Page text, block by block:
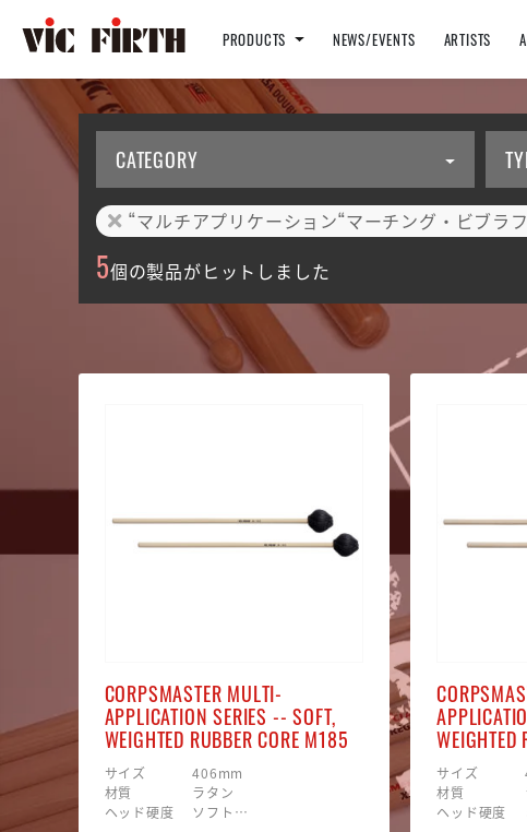
PRODUCTS NEWS/EVENTS ARTISTS
CATEGORY
“マルチアプリケーション“マーチング・ビブラ
5個の製品がヒットしました
CORPSMASTER MULTI-
APPLICATION SERIES -- SOFT,
WEIGHTED RUBBER CORE M185
サイズ 406mm
材質 ラタン
ヘッド硬度 ソフト
WEIGHTED
サイズ
材質 ラ
ヘッド硬度